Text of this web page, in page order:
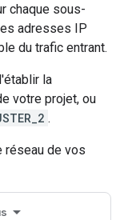
chaque sous-
adresses IP
du trafic entrant.
la
votre projet, ou
.
réseau de vos